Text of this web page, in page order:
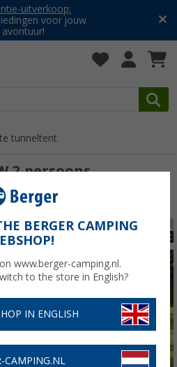
uitverkoop:
voor jouw
avontuur!
tunneltent
2-persoons
BERGER CAMPING
www.berger-camping.nl.
to the store in English?
IN ENGLISH
CAMPING.NL